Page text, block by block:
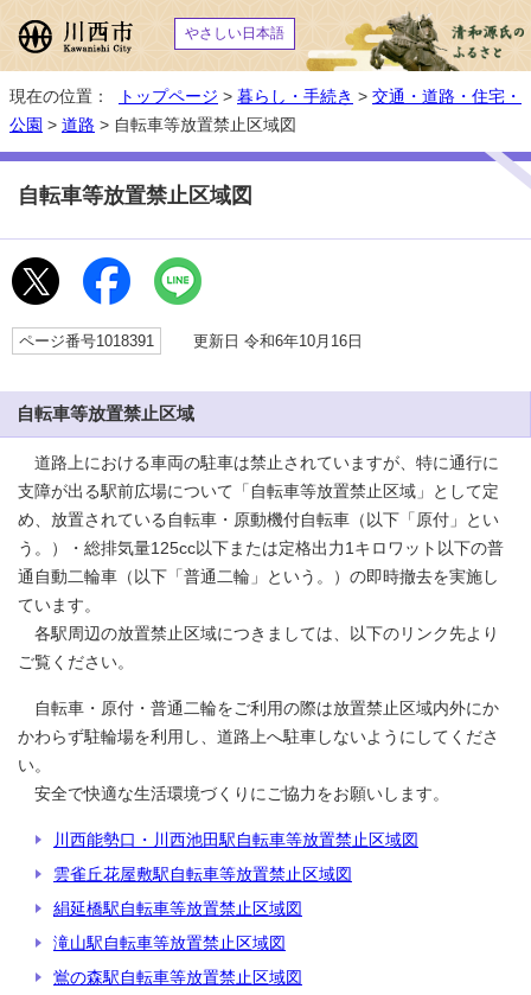
やさしい日本語
現在の位置： トップページ > 暮らし・手続き > 交通・道路・住宅・
公園 > 道路 > 自転車等放置禁止区域図
自転車等放置禁止区域図
ページ番号1018391 更新日 令和6年10月16日
自転車等放置禁止区域
道路上における車両の駐車は禁止されていますが、特に通行に
支障が出る駅前広場について「自転車等放置禁止区域」として定
め、放置されている自転車・原動機付自転車（以下「原付」とい
う。）・総排気量125cc以下または定格出力1キロワット以下の普
通自動二輪車（以下「普通二輪」という。）の即時撤去を実施し
ています。
各駅周辺の放置禁止区域につきましては、以下のリンク先より
ご覧ください。
自転車・原付・普通二輪をご利用の際は放置禁止区域内外にか
かわらず駐輪場を利用し、道路上へ駐車しないようにしてくださ
い。
安全で快適な生活環境づくりにご協力をお願いします。
川西能勢口・川西池田駅自転車等放置禁止区域図
雲雀丘花屋敷駅自転車等放置禁止区域図
絹延橋駅自転車等放置禁止区域図
滝山駅自転車等放置禁止区域図
鴬の森駅自転車等放置禁止区域図